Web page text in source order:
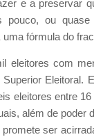
e a preservar
pouco, ou
fórmula do
eleitores com
eleitores entre
além de poder
ser